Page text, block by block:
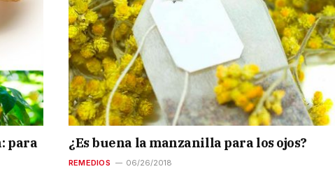
para
¿Es buena la manzanilla para los ojos?
REMEDIOS 06/26/2018